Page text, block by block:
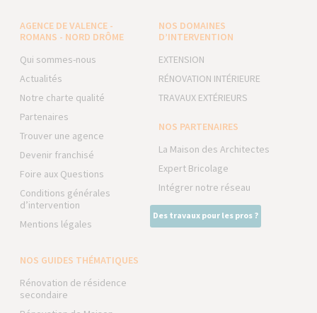
AGENCE DE VALENCE -
ROMANS - NORD DRÔME
Qui sommes-nous
Actualités
Notre charte qualité
Partenaires
Trouver une agence
Devenir franchisé
Foire aux Questions
Conditions générales
d’intervention
Mentions légales
NOS DOMAINES
D’INTERVENTION
EXTENSION
RÉNOVATION INTÉRIEURE
TRAVAUX EXTÉRIEURS
NOS PARTENAIRES
La Maison des Architectes
Expert Bricolage
Intégrer notre réseau
Des travaux pour les pros ?
NOS GUIDES THÉMATIQUES
Rénovation de résidence
secondaire